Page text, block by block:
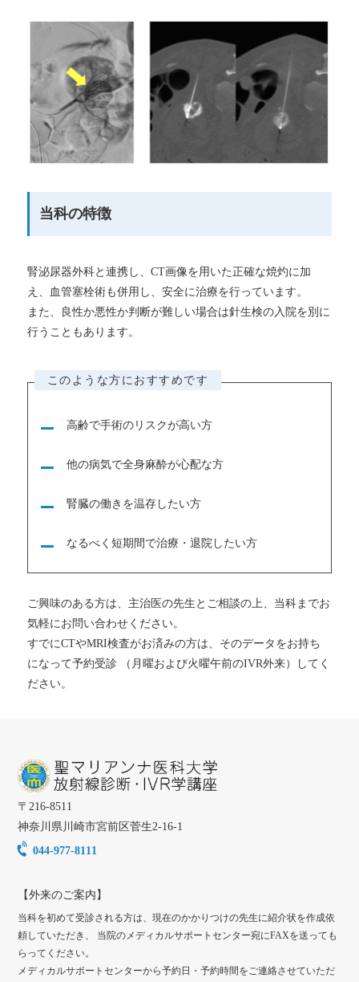
当科の特徴
腎泌尿器外科と連携し、CT画像を用いた正確な焼灼に加
え、血管塞栓術も併用し、安全に治療を行っています。
また、良性か悪性か判断が難しい場合は針生検の入院を別に
行うこともあります。
このような方におすすめです
高齢で手術のリスクが高い方
他の病気で全身麻酔が心配な方
腎臓の働きを温存したい方
なるべく短期間で治療・退院したい方
ご興味のある方は、主治医の先生とご相談の上、当科までお
気軽にお問い合わせください。
すでにCTやMRI検査がお済みの方は、そのデータをお持ち
になって予約受診 （月曜および火曜午前のIVR外来）してく
ださい。
〒 216-8511
神奈川県 川崎市宮前区菅生2-16-1
044-977-8111
【外来のご案内】
当科を初めて受診される方は、現在のかかりつけの先生に紹介状を作成依
頼していただき、 当院のメディカルサポートセンター宛にFAXを送っても
らってください。
メディカルサポートセンターから予約日・予約時間をご連絡させていただ